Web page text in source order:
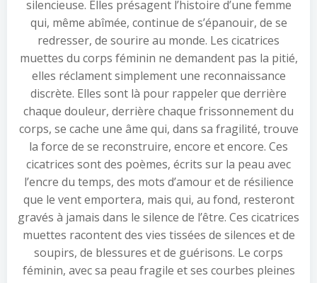
silencieuse. Elles présagent l’histoire d’une femme
qui, même abîmée, continue de s’épanouir, de se
redresser, de sourire au monde. Les cicatrices
muettes du corps féminin ne demandent pas la pitié,
elles réclament simplement une reconnaissance
discrète. Elles sont là pour rappeler que derrière
chaque douleur, derrière chaque frissonnement du
corps, se cache une âme qui, dans sa fragilité, trouve
la force de se reconstruire, encore et encore. Ces
cicatrices sont des poèmes, écrits sur la peau avec
l’encre du temps, des mots d’amour et de résilience
que le vent emportera, mais qui, au fond, resteront
gravés à jamais dans le silence de l’être. Ces cicatrices
muettes racontent des vies tissées de silences et de
soupirs, de blessures et de guérisons. Le corps
féminin, avec sa peau fragile et ses courbes pleines